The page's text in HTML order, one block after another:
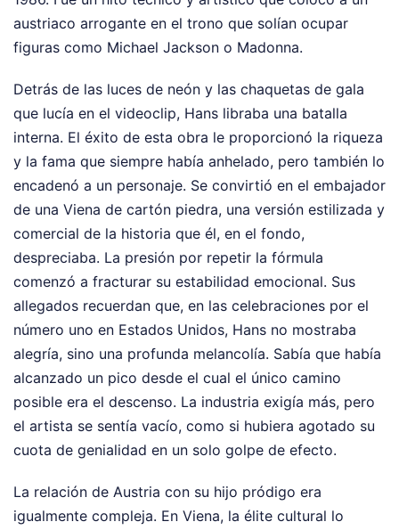
austriaco arrogante en el trono que solían ocupar
figuras como Michael Jackson o Madonna.
Detrás de las luces de neón y las chaquetas de gala
que lucía en el videoclip, Hans libraba una batalla
interna. El éxito de esta obra le proporcionó la riqueza
y la fama que siempre había anhelado, pero también lo
encadenó a un personaje. Se convirtió en el embajador
de una Viena de cartón piedra, una versión estilizada y
comercial de la historia que él, en el fondo,
despreciaba. La presión por repetir la fórmula
comenzó a fracturar su estabilidad emocional. Sus
allegados recuerdan que, en las celebraciones por el
número uno en Estados Unidos, Hans no mostraba
alegría, sino una profunda melancolía. Sabía que había
alcanzado un pico desde el cual el único camino
posible era el descenso. La industria exigía más, pero
el artista se sentía vacío, como si hubiera agotado su
cuota de genialidad en un solo golpe de efecto.
La relación de Austria con su hijo pródigo era
igualmente compleja. En Viena, la élite cultural lo